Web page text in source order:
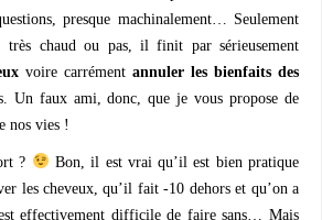
presque machinalement… Seulement
très chaud ou pas, il finit par sérieusement
voire carrément annuler les bienfaits des
Un faux ami, donc, que je vous propose de
nos vies !
?
Bon, il est vrai qu’il est bien pratique
les cheveux, qu’il fait -10 dehors et qu’on a
effectivement difficile de faire sans… Mais